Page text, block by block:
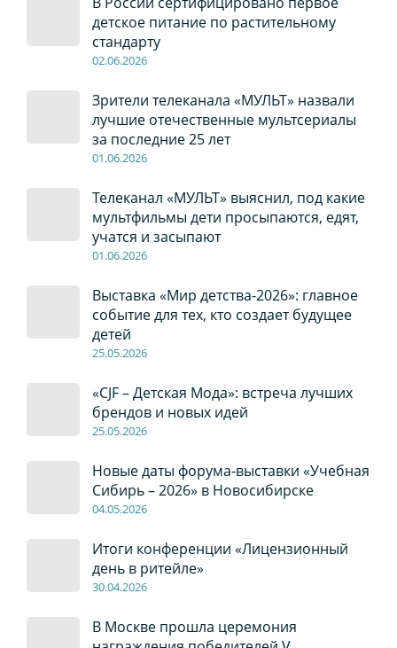
детское питание по растительному
стандарту
02.06.2026
Зрители телеканала «МУЛЬТ» назвали
лучшие отечественные мультсериалы
за последние 25 лет
01.06.2026
Телеканал «МУЛЬТ» выяснил, под какие
мультфильмы дети просыпаются, едят,
учатся и засыпают
01.06.2026
Выставка «Мир детства-2026»: главное
событие для тех, кто создает будущее
детей
25.05.2026
«CJF – Детская Мода»: встреча лучших
брендов и новых идей
25.05.2026
Новые даты форума-выставки «Учебная
Сибирь – 2026» в Новосибирске
04.05.2026
Итоги конференции «Лицензионный
день в ритейле»
30.04.2026
В Москве прошла церемония